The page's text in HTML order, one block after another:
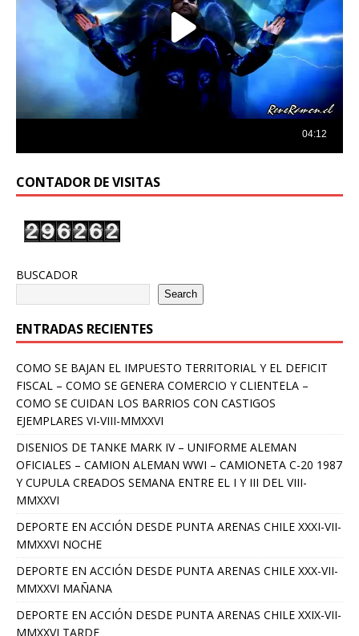
CONTADOR DE VISITAS
BUSCADOR
Search
ENTRADAS RECIENTES
COMO SE BAJAN EL IMPUESTO TERRITORIAL Y EL DEFICIT
FISCAL – COMO SE GENERA COMERCIO Y CLIENTELA –
COMO SE CUIDAN LOS BARRIOS CON CASTIGOS
EJEMPLARES VI-VIII-MMXXVI
DISENIOS DE TANKE MARK IV – UNIFORME ALEMAN
OFICIALES – CAMION ALEMAN WWI – CAMIONETA C-20 1987
Y CUPULA CREADOS SEMANA ENTRE EL I Y III DEL VIII-
MMXXVI
DEPORTE EN ACCIÓN DESDE PUNTA ARENAS CHILE XXXI-VII-
MMXXVI NOCHE
DEPORTE EN ACCIÓN DESDE PUNTA ARENAS CHILE XXX-VII-
MMXXVI MAÑANA
DEPORTE EN ACCIÓN DESDE PUNTA ARENAS CHILE XXIX-VII-
MMXXVI TARDE